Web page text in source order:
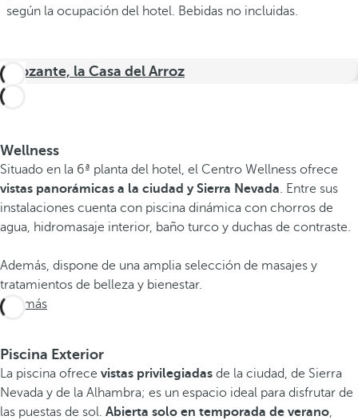
según la ocupación del hotel. Bebidas no incluidas.
Arrozante, la Casa del Arroz
Wellness
Situado en la 6ª planta del hotel, el Centro Wellness ofrece
vistas panorámicas a la ciudad y Sierra Nevada. Entre sus
instalaciones cuenta con piscina dinámica con chorros de
agua, hidromasaje interior, baño turco y duchas de contraste.
Además, dispone de una amplia selección de masajes y
tratamientos de belleza y bienestar.
Ver más
Piscina Exterior
La piscina ofrece vistas privilegiadas de la ciudad, de Sierra
Nevada y de la Alhambra; es un espacio ideal para disfrutar de
las puestas de sol. Abierta solo en temporada de verano,